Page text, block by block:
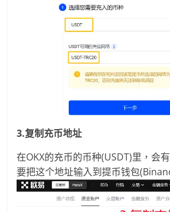
3.复制充币地址
在OKX的充币的币种(USDT)里，会
要把这个地址输入到提币钱包